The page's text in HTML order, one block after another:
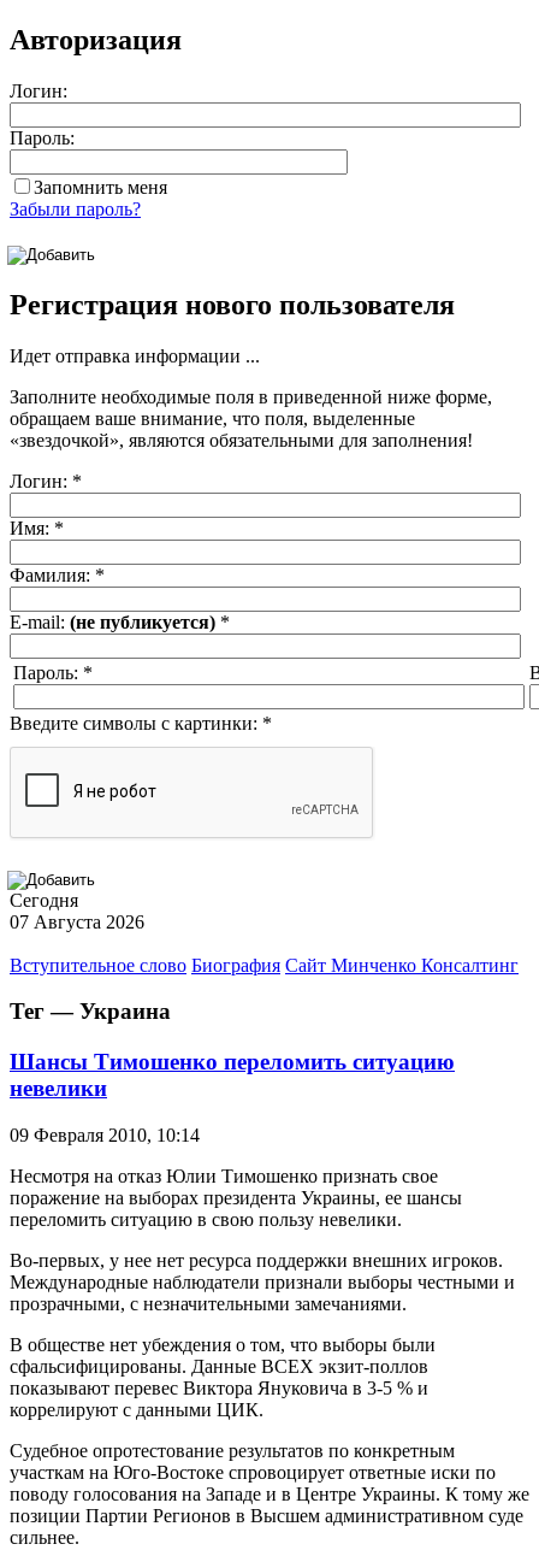
Авторизация
Логин:
Пароль:
Запомнить меня
Забыли пароль?
Регистрация нового пользователя
Идет отправка информации ...
Заполните необходимые поля в приведенной ниже форме,
обращаем ваше внимание, что поля, выделенные
«звездочкой», являются обязательными для заполнения!
Логин: *
Имя: *
Фамилия: *
E-mail: (не публикуется) *
Пароль: *
Введите символы с картинки: *
Сегодня
07 Августа 2026
Вступительное слово Биография Сайт Минченко Консалтинг
Тег — Украина
Шансы Тимошенко переломить ситуацию
невелики
09 Февраля 2010, 10:14
Несмотря на отказ Юлии Тимошенко признать свое
поражение на выборах президента Украины, ее шансы
переломить ситуацию в свою пользу невелики.
Во-первых, у нее нет ресурса поддержки внешних игроков.
Международные наблюдатели признали выборы честными и
прозрачными, с незначительными замечаниями.
В обществе нет убеждения о том, что выборы были
сфальсифицированы. Данные ВСЕХ экзит-поллов
показывают перевес Виктора Януковича в 3-5 % и
коррелируют с данными ЦИК.
Судебное опротестование результатов по конкретным
участкам на Юго-Востоке спровоцирует ответные иски по
поводу голосования на Западе и в Центре Украины. К тому же
позиции Партии Регионов в Высшем административном суде
сильнее.